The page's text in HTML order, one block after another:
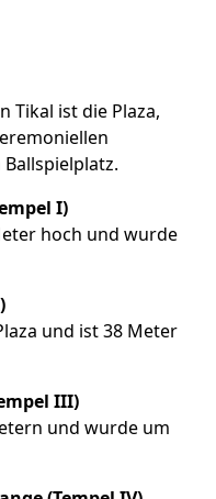
Tikal ist die Plaza,
I)
hoch und wurde
und ist 38 Meter
III)
und wurde um